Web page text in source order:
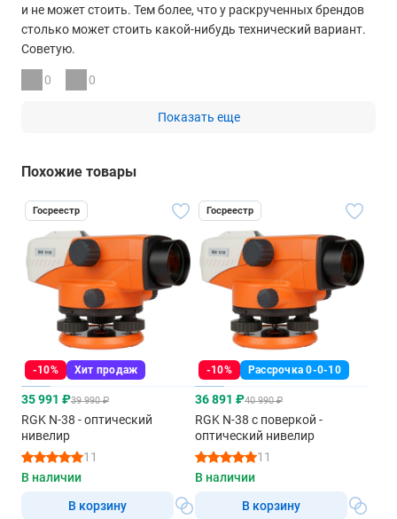
и не может стоить. Тем более, что у раскрученных брендов
столько может стоить какой-нибудь технический вариант.
Советую.
0 0
Показать еще
Похожие товары
Госреестр
-10% Хит продаж
35 991 ₽39 990 ₽
RGK N-38 - оптический
нивелир
11
В наличии
В корзину
Госреестр
-10% Рассрочка 0-0-10
36 891 ₽40 990 ₽
RGK N-38 с поверкой -
оптический нивелир
11
В наличии
В корзину